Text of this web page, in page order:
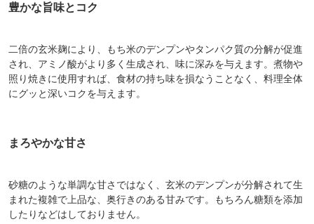
豊かな旨味とコク
二倍の玄米麹により、もち米のデンプンやタンパク質の分解が促進
され、アミノ酸がより多く生成され、味に深みを与えます。煮物や
照り焼きに使用すれば、食材の持ち味を損なうことなく、料理全体
にグッと深いコクを与えます。
まろやかな甘さ
砂糖のような単調な甘さではなく、玄米のデンプンが分解されて生
まれた複雑で上品な、奥行きのある甘みです。もちろん糖類を添加
したりなどはしておりません。